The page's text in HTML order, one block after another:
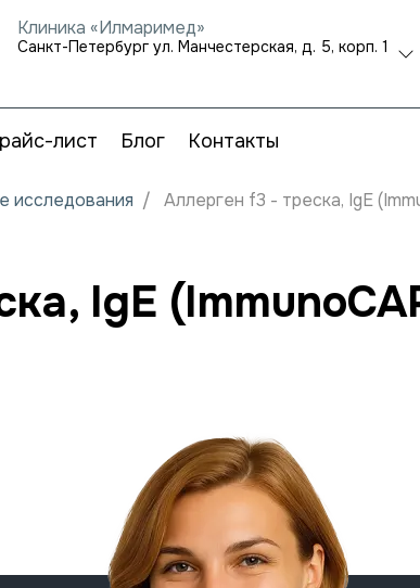
Клиника «Илмаримед»
Санкт-Петербург ул. Манчестерская, д. 5, корп. 1
лист Блог Контакты
исследования Аллерген f3 - треска, IgE
IgE